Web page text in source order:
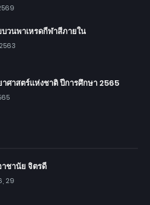
วนพาเหรดกีฬาสีภายใน
ศาสตร์แห่งชาติ ปีการศึกษา 2565
ชานัย จิตรดี
29